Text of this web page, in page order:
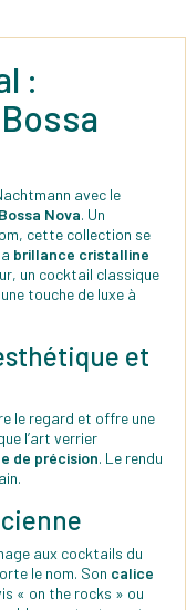
:
avec le
Nova. Un
cette collection se
brillance cristalline
un cocktail classique
touche de luxe à
et
le regard et offre une
l’art verrier
de précision. Le rendu
aux cocktails du
le nom. Son calice
« on the rocks » ou